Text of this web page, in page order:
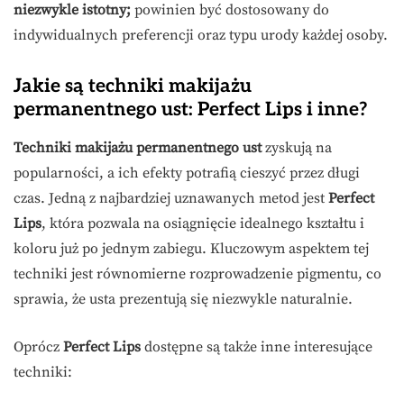
niezwykle istotny; powinien być dostosowany do
indywidualnych preferencji oraz typu urody każdej osoby.
Jakie są techniki makijażu
permanentnego ust: Perfect Lips i inne?
Techniki makijażu permanentnego ustzyskują na
popularności, a ich efekty potrafią cieszyć przez długi
czas. Jedną z najbardziej uznawanych metod jest Perfect
Lips, która pozwala na osiągnięcie idealnego kształtu i
koloru już po jednym zabiegu. Kluczowym aspektem tej
techniki jest równomierne rozprowadzenie pigmentu, co
sprawia, że usta prezentują się niezwykle naturalnie.
Oprócz Perfect Lips dostępne są także inne interesujące
techniki: